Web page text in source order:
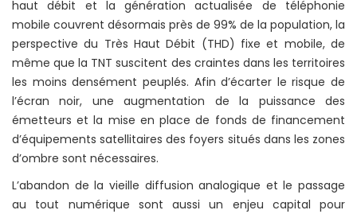
haut débit et la génération actualisée de téléphonie
mobile couvrent désormais près de 99% de la population, la
perspective du Très Haut Débit (THD) fixe et mobile, de
même que la TNT suscitent des craintes dans les territoires
les moins densément peuplés. Afin d’écarter le risque de
l’écran noir, une augmentation de la puissance des
émetteurs et la mise en place de fonds de financement
d’équipements satellitaires des foyers situés dans les zones
d’ombre sont nécessaires.
L’abandon de la vieille diffusion analogique et le passage
au tout numérique sont aussi un enjeu capital pour